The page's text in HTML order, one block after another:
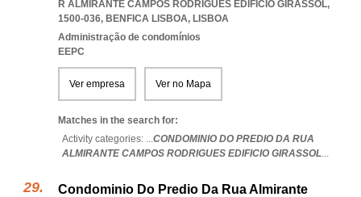
R ALMIRANTE CAMPOS RODRIGUES EDIFICIO GIRASSOL,
1500-036, BENFICA LISBOA, LISBOA
Administração de condomínios
EEPC
Ver empresa Ver no Mapa
Matches in the search for:
Activity categories: ...CONDOMINIO DO PREDIO DA RUA
ALMIRANTE CAMPOS RODRIGUES EDIFICIO GIRASSOL...
Condominio Do Predio Da Rua Almirante